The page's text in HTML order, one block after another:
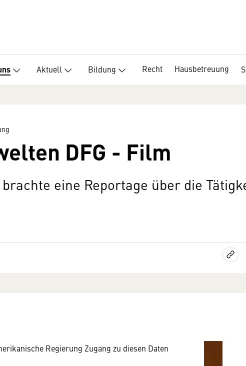
Aktuell Bildung Recht Hausbetreuung
DFG - Film
eine Reportage über die
Regierung Zugang zu diesen Daten